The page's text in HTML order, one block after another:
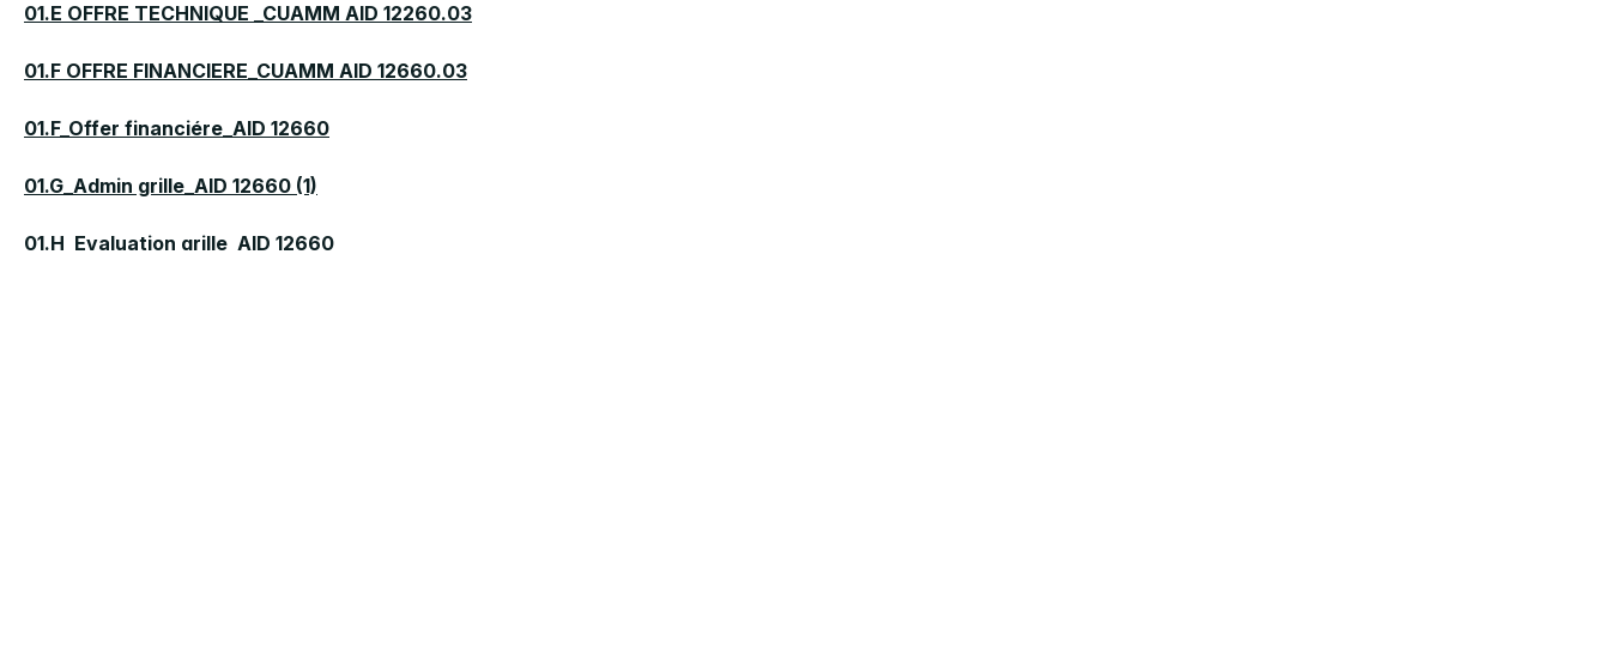
01.E OFFRE TECHNIQUE _CUAMM AID 12260.03
01.F OFFRE FINANCIERE_CUAMM AID 12660.03
01.F_Offer financiére_AID 12660
01.G_Admin grille_AID 12660 (1)
01.H_Evaluation grille_AID 12660